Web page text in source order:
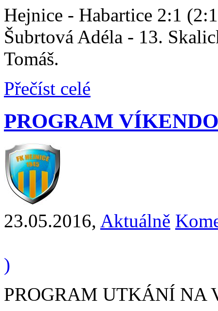
Hejnice - Habartice 2:1
Šubrtová Adéla - 13.
Tomáš.
Přečíst celé
PROGRAM
23.05.2016, Aktuálně
)
PROGRAM UTKÁNÍ NA